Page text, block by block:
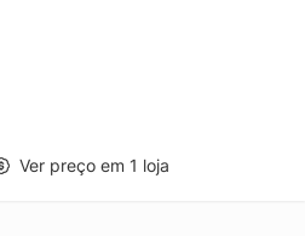
Ver preço em 1 loja